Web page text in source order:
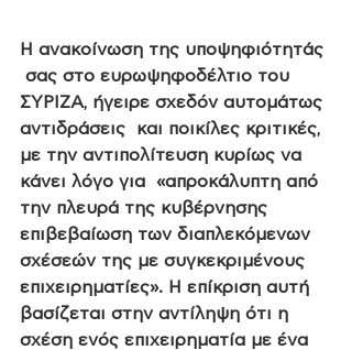
Η ανακοίνωση της υποψηφιότητάς
σας στο ευρωψηφοδέλτιο του
ΣΥΡΙΖΑ, ήγειρε σχεδόν αυτομάτως
αντιδράσεις  και ποικίλες κριτικές,
με την αντιπολίτευση κυρίως να
κάνει λόγο για  «απροκάλυπτη από
την πλευρά της κυβέρνησης
επιβεβαίωση των διαπλεκόμενων
σχέσεών της με συγκεκριμένους
επιχειρηματίες». Η επίκριση αυτή
βασίζεται στην αντίληψη ότι η
σχέση ενός επιχειρηματία με ένα